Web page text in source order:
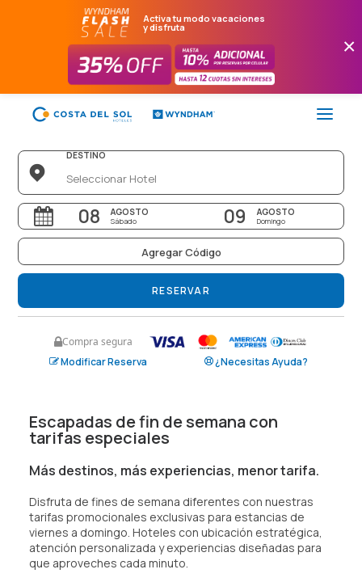
×
Activa tu modo vacaciones
y disfruta
HOTELES
EVENTOS
RESTAURANTES
ES
(+51) 01 200 9200
AGENCIAS/EMPRESAS
DESTINO
08 AGOSTO
Sábado 09 AGOSTO
Domingo
Agregar Código
RESERVAR
Compra segura
Modificar Reserva
¿Necesitas Ayuda?
Escapadas de fin de semana con
tarifas especiales
Más destinos, más experiencias, menor tarifa.
Disfruta de fines de semana diferentes con nuestras
tarifas promocionales exclusivas para estancias de
viernes a domingo. Hoteles con ubicación estratégica,
atención personalizada y experiencias diseñadas para
que aproveches cada minuto.